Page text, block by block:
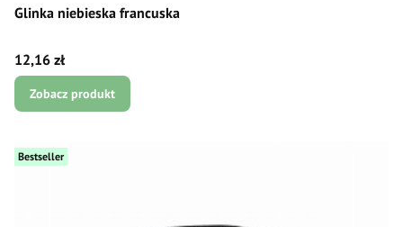
Glinka niebieska francuska
Cena
12,16 zł
Zobacz produkt
Bestseller